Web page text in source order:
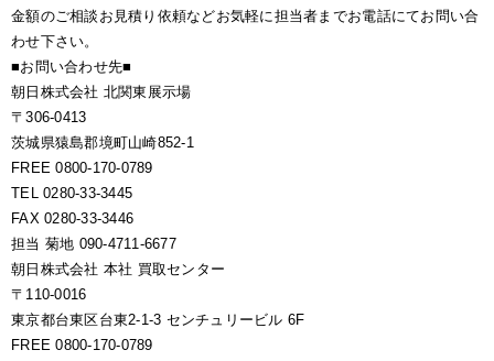
金額のご相談お見積り依頼などお気軽に担当者までお電話にてお問い合
わせ下さい。
■お問い合わせ先■
朝日株式会社 北関東展示場
〒306-0413
茨城県猿島郡境町山崎852-1
FREE 0800-170-0789
TEL 0280-33-3445
FAX 0280-33-3446
担当 菊地 090-4711-6677
朝日株式会社 本社 買取センター
〒110-0016
東京都台東区台東2-1-3 センチュリービル 6F
FREE 0800-170-0789